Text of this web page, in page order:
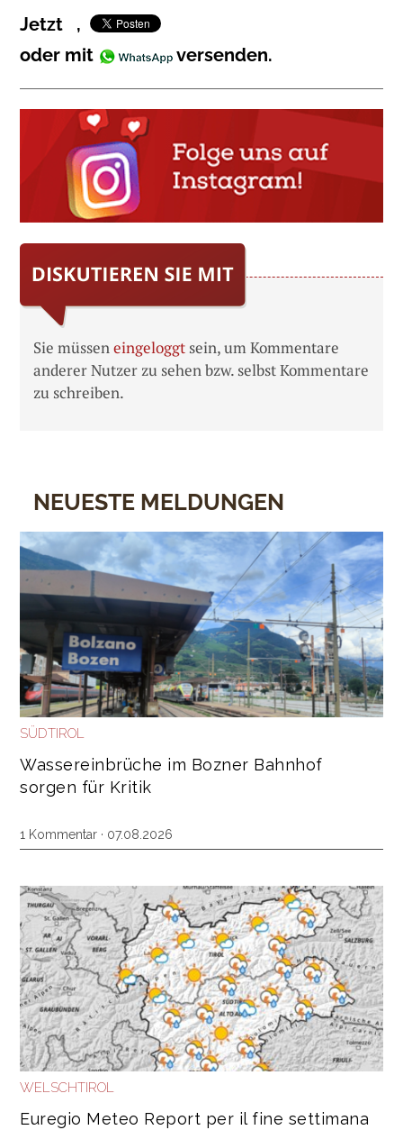
Jetzt
,
oder mit
versenden.
Sie müsseneingeloggt sein, um Kommentare
anderer Nutzer zu sehen bzw. selbst Kommentare
zu schreiben.
NEUESTE MELDUNGEN
SÜDTIROL
Wassereinbrüche im Bozner Bahnhof
sorgen für Kritik
1 Kommentar · 07.08.2026
WELSCHTIROL
Euregio Meteo Report per il fine settimana